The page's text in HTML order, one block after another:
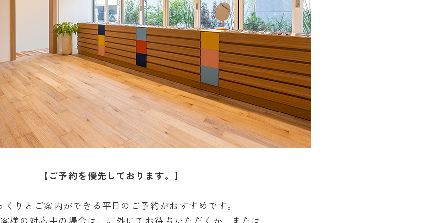
【ご予約を優先しております。】
くりとご案内ができる 平日のご予約がおすすめです。
様の対応中の場合は、店外にてお待ちいただくか、または